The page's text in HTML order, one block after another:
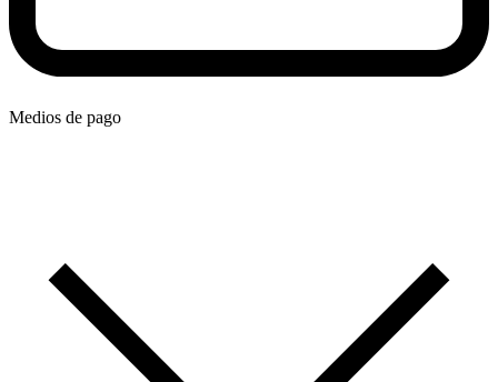
Medios de pago